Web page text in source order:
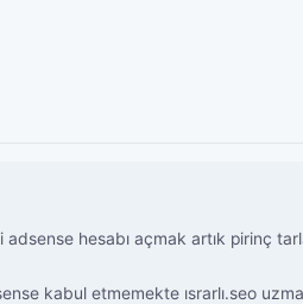
hesabı açmak artık pirinç
kabul etmemekte ısrarlı.seo